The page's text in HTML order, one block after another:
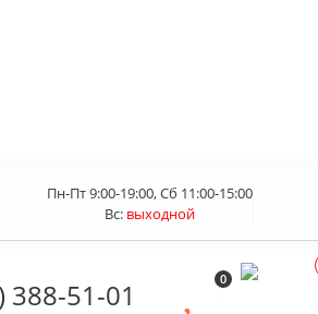
Пн-Пт 9:00-19:00, Сб 11:00-15:00
Вс: выходной
388-51-01 0